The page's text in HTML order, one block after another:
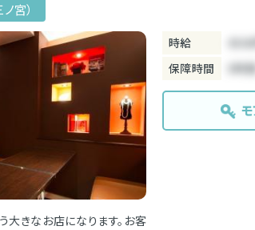
宮）
大きなお店になります。お客
時給 4500
保障時間
5時間